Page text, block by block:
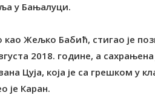
у Бањалуци.
као Жељко Бабић, стигао је
2018. године, а
Цуја, која је са грешком у
је Каран.